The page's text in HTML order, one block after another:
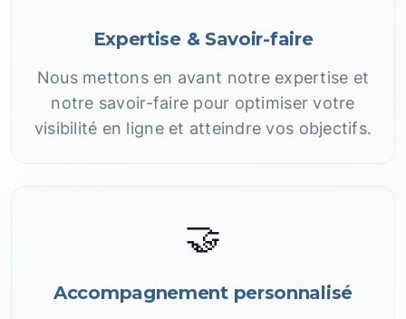
Expertise & Savoir-faire
Nous mettons en avant notre expertise et
notre savoir-faire pour optimiser votre
visibilité en ligne et atteindre vos objectifs.
🤝
Accompagnement personnalisé